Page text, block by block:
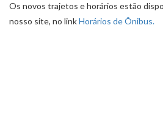
Os novos trajetos e horários estão
nosso site, no linkHorários de Ônibus.